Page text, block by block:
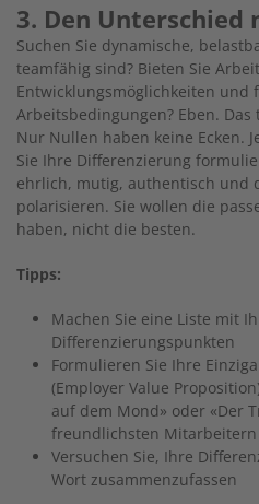
3. Den Unterschied
Suchen Sie dynamische,
teamfähig sind? Bieten Sie
Entwicklungsmöglichkeiten und
Arbeitsbedingungen? Eben.
Nur Nullen haben keine Ecken.
Sie Ihre Differenzierung
ehrlich, mutig, authentisch und
polarisieren. Sie wollen die
haben, nicht die besten.
Tipps:
Machen Sie eine Liste mit
Differenzierungspunkten
Formulieren Sie Ihre
(Employer Value
auf dem Mond» oder «Der
freundlichsten Mitarbeitern
Versuchen Sie, Ihre
Wort zusammenzufassen